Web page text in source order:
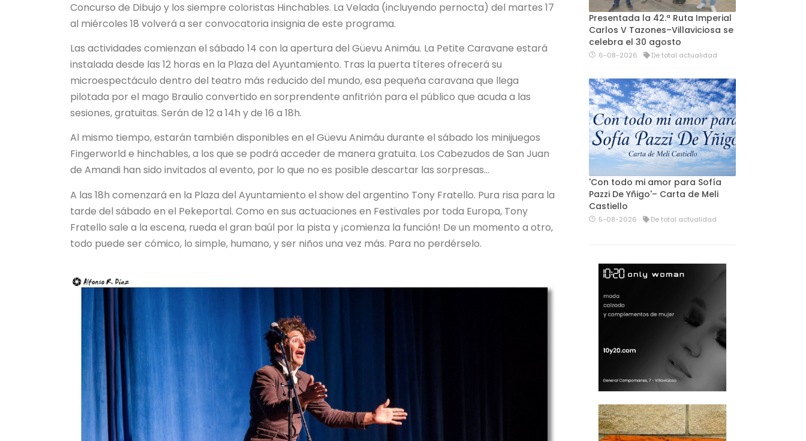
Concurso de Dibujo y los siempre coloristas Hinchables. La Velada (incluyendo pernocta) del martes 17
al miércoles 18 volverá a ser convocatoria insignia de este programa.
Las actividades comienzan el sábado 14 con la apertura del Güevu Animáu. La Petite Caravane estará
instalada desde las 12 horas en la Plaza del Ayuntamiento. Tras la puerta títeres ofrecerá su
microespectáculo dentro del teatro más reducido del mundo, esa pequeña caravana que llega
pilotada por el mago Braulio convertido en sorprendente anfitrión para el público que acuda a las
sesiones, gratuitas. Serán de 12 a 14h y de 16 a 18h.
Al mismo tiempo, estarán también disponibles en el Güevu Animáu durante el sábado los minijuegos
Fingerworld e hinchables, a los que se podrá acceder de manera gratuita. Los Cabezudos de San Juan
de Amandi han sido invitados al evento, por lo que no es posible descartar las sorpresas...
A las 18h comenzará en la Plaza del Ayuntamiento el show del argentino Tony Fratello. Pura risa para la
tarde del sábado en el Pekeportal. Como en sus actuaciones en Festivales por toda Europa, Tony
Fratello sale a la escena, rueda el gran baúl por la pista y ¡comienza la función! De un momento a otro,
todo puede ser cómico, lo simple, humano, y ser niños una vez más. Para no perdérselo.
Presentada la 42.ª Ruta Imperial
Carlos V Tazones–Villaviciosa se
celebra el 30 agosto
6-08-2026 De total actualidad
'Con todo mi amor para Sofía
Pazzi De Yñigo'– Carta de Meli
Castiello
5-08-2026 De total actualidad